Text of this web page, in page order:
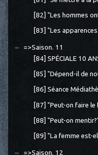
[82] "Les hommes
[83] "Les
=>Saison. 11
[84] SPÉCIALE 10
[85] "Dépend-il de
[86] Séance
[87] "Peut-on faire le
[88] "Peut-on
[89] "La femme est-
=>Saison. 12